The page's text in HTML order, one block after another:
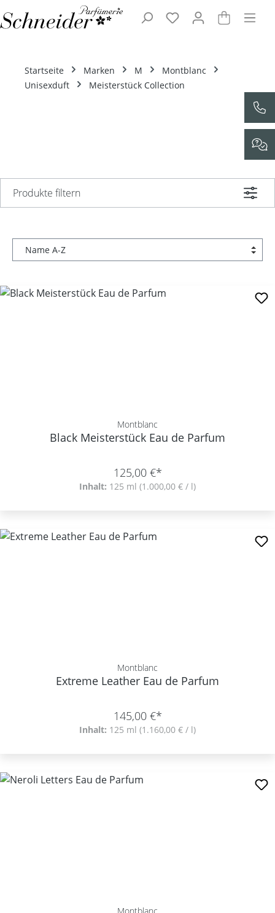
Zum Hauptinhalt springen
Startseite Marken M
Montblanc
Unisexduft
Meisterstück Collection
Produkte filtern
Montblanc
Black Meisterstück Eau de Parfum
125,00 €*
Inhalt: 125 ml (1.000,00 € / l)
Montblanc
Extreme Leather Eau de Parfum
145,00 €*
Inhalt: 125 ml (1.160,00 € / l)